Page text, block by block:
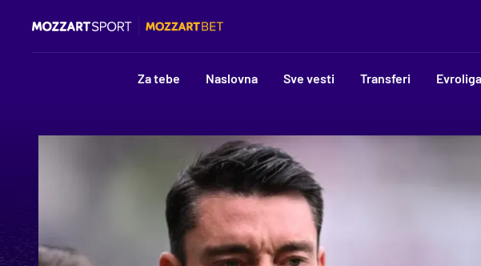
Za tebe Naslovna Sve vesti Transferi Evroliga